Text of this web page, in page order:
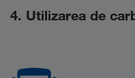
4. Utilizarea de